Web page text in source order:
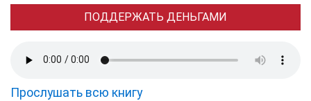
ПОДДЕРЖАТЬ ДЕНЬГАМИ
Прослушать всю книгу